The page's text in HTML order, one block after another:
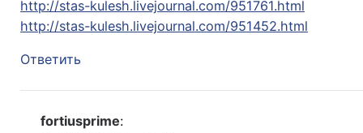
http://stas-kulesh.livejournal.com/951761.html
http://stas-kulesh.livejournal.com/951452.html
Ответить
fortiusprime: